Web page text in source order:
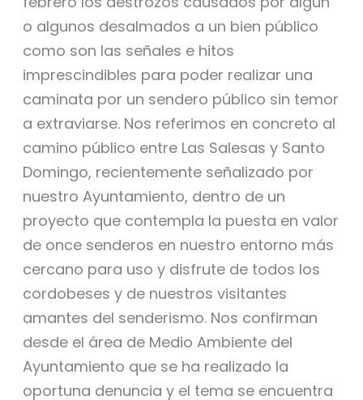
o algunos desalmados a un bien público
como son las señales e hitos
imprescindibles para poder realizar una
caminata por un sendero público sin temor
a extraviarse. Nos referimos en concreto al
camino público entre Las Salesas y Santo
Domingo, recientemente señalizado por
nuestro Ayuntamiento, dentro de un
proyecto que contempla la puesta en valor
de once senderos en nuestro entorno más
cercano para uso y disfrute de todos los
cordobeses y de nuestros visitantes
amantes del senderismo. Nos confirman
desde el área de Medio Ambiente del
Ayuntamiento que se ha realizado la
oportuna denuncia y el tema se encuentra